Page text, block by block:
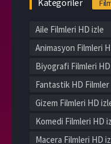
Kategoriler
Aile Filmleri HD izle
Animasyon Filmleri
izle
Biyografi Filmleri HD
izle
Fantastik HD Filmler
Gizem Filmleri HD
Komedi Filmleri HD
Macera Filmleri HD